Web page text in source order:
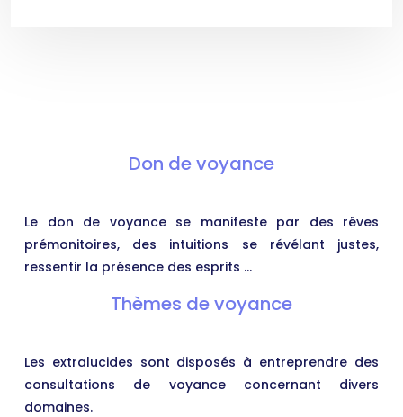
Don de voyance
Le don de voyance se manifeste par des rêves
prémonitoires, des intuitions se révélant justes,
ressentir la présence des esprits …
Thèmes de voyance
Les extralucides sont disposés à entreprendre des
consultations de voyance concernant divers
domaines.